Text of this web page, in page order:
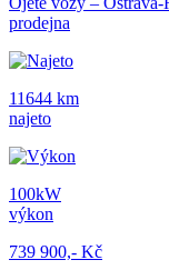
prodejna
11644 km
najeto
100kW
výkon
739 900,- Kč